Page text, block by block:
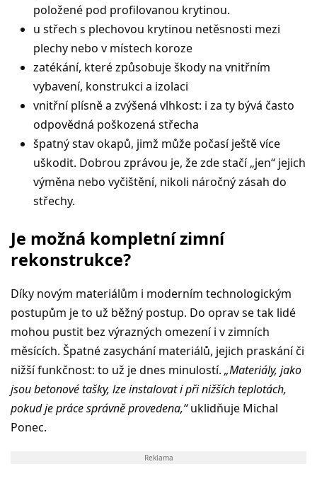
položené pod profilovanou krytinou.
u střech s plechovou krytinou netěsnosti mezi
plechy nebo v místech koroze
zatékání, které způsobuje škody na vnitřním
vybavení, konstrukci a izolaci
vnitřní plísně a zvýšená vlhkost: i za ty bývá často
odpovědná poškozená střecha
špatný stav okapů, jimž může počasí ještě více
uškodit. Dobrou zprávou je, že zde stačí „jen“ jejich
výměna nebo vyčištění, nikoli náročný zásah do
střechy.
Je možná kompletní zimní
rekonstrukce?
Díky novým materiálům i moderním technologickým
postupům je to už běžný postup. Do oprav se tak lidé
mohou pustit bez výrazných omezení i v zimních
měsících. Špatné zasychání materiálů, jejich praskání či
nižší funkčnost: to už je dnes minulostí. „Materiály, jako
jsou betonové tašky, lze instalovat i při nižších teplotách,
pokud je práce správně provedena,“uklidňuje Michal
Ponec.
Reklama